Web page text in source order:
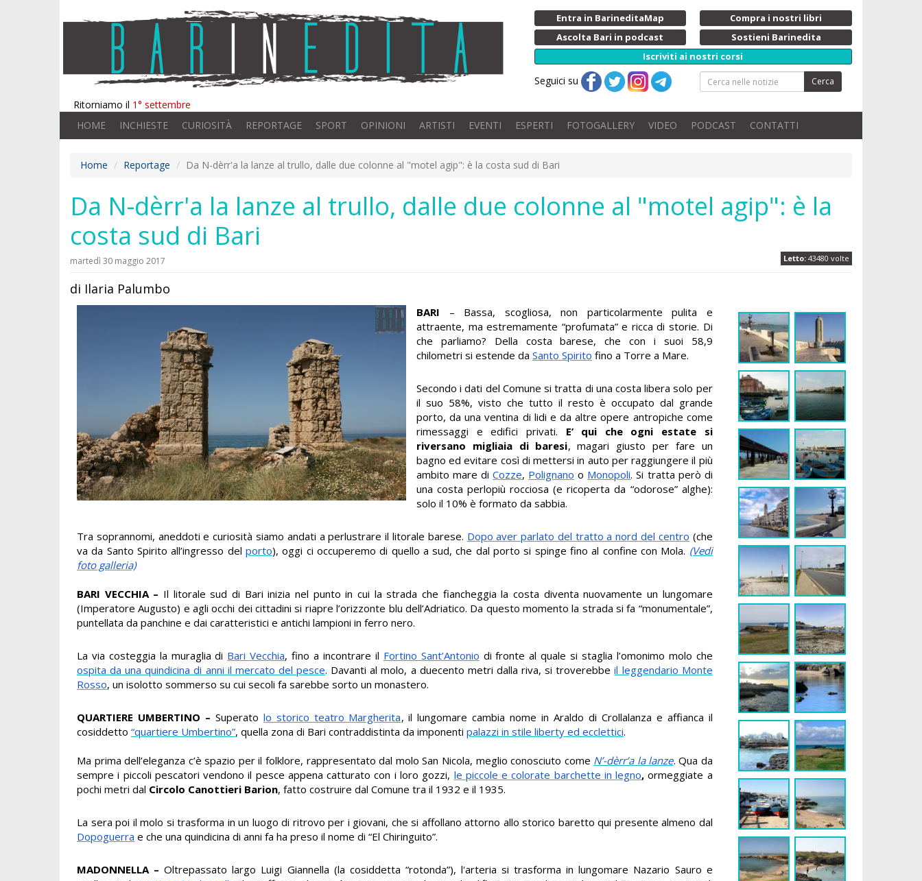
Ritorniamo il 1° settembre
Entra in BarineditaMap
Compra i nostri libri
Ascolta Bari in podcast
Sostieni Barinedita
Iscriviti ai nostri corsi
Seguici su Cerca
HOME INCHIESTE CURIOSITÀ REPORTAGE SPORT OPINIONI ARTISTI EVENTI ESPERTI FOTOGALLERY VIDEO PODCAST CONTATTI
Home Reportage Da N-dèrr'a la lanze al trullo, dalle due colonne al "motel agip": è la costa sud di Bari
Da N-dèrr'a la lanze al trullo, dalle due colonne al "motel agip": è la
costa sud di Bari
Letto: 43480 volte
martedì 30 maggio 2017
di Ilaria Palumbo
BARI – Bassa, scogliosa, non particolarmente pulita e
attraente, ma estremamente “profumata” e ricca di storie. Di
che parliamo? Della costa barese, che con i suoi 58,9
chilometri si estende da Santo Spirito fino a Torre a Mare.
Secondo i dati del Comune si tratta di una costa libera solo per
il suo 58%, visto che tutto il resto è occupato dal grande
porto, da una ventina di lidi e da altre opere antropiche come
rimessaggi e edifici privati. E’ qui che ogni estate si
riversano migliaia di baresi, magari giusto per fare un
bagno ed evitare così di mettersi in auto per raggiungere il più
ambito mare diCozze, Polignano o Monopoli. Si tratta però di
una costa perlopiù rocciosa (e ricoperta da “odorose” alghe):
solo il 10% è formato da sabbia.
Tra soprannomi, aneddoti e curiosità siamo andati a perlustrare il litorale barese. Dopo aver parlato del tratto a nord del centro (che
va da Santo Spirito all’ingresso del porto), oggi ci occuperemo di quello a sud, che dal porto si spinge fino al confine con Mola. (Vedi
foto galleria)
BARI VECCHIA – Il litorale sud di Bari inizia nel punto in cui la strada che fiancheggia la costa diventa nuovamente un lungomare
(Imperatore Augusto) e agli occhi dei cittadini si riapre l’orizzonte blu dell’Adriatico. Da questo momento la strada si fa “monumentale”,
puntellata da panchine e dai caratteristici e antichi lampioni in ferro nero.
La via costeggia la muraglia di Bari Vecchia, fino a incontrare il Fortino Sant’Antonio di fronte al quale si staglia l’omonimo molo che
ospita da una quindicina di anni il mercato del pesce. Davanti al molo, a duecento metri dalla riva, si troverebbeil leggendario Monte
Rosso, un isolotto sommerso su cui secoli fa sarebbe sorto un monastero.
QUARTIERE UMBERTINO – Superato lo storico teatro Margherita, il lungomare cambia nome in Araldo di Crollalanza e affianca il
cosiddetto “quartiere Umbertino”, quella zona di Bari contraddistinta da imponenti palazzi in stile liberty ed ecclettici.
Ma prima dell’eleganza c’è spazio per il folklore, rappresentato dal molo San Nicola, meglio conosciuto come N’-dèrr’a la lanze. Qua da
sempre i piccoli pescatori vendono il pesce appena catturato con i loro gozzi, le piccole e colorate barchette in legno,ormeggiate a
pochi metri dal Circolo Canottieri Barion, fatto costruire dal Comune tra il 1932 e il 1935.
La sera poi il molo si trasforma in un luogo di ritrovo per i giovani, che si affollano attorno allo storico baretto qui presente almeno dal
Dopoguerra e che una quindicina di anni fa ha preso il nome di “El Chiringuito”.
MADONNELLA –Oltrepassato largo Luigi Giannella (la cosiddetta “rotonda”), l'arteria si trasforma in lungomare Nazario Sauro e